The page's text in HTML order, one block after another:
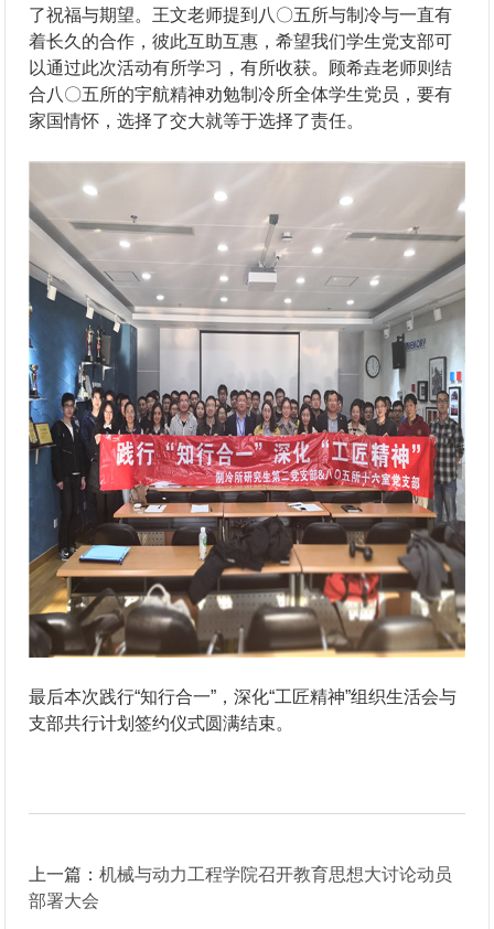
了祝福与期望。王文老师提到八〇五所与制冷与一直有
着长久的合作，彼此互助互惠，希望我们学生党支部可
以通过此次活动有所学习，有所收获。顾希垚老师则结
合八〇五所的宇航精神劝勉制冷所全体学生党员，要有
家国情怀，选择了交大就等于选择了责任。
最后本次践行“知行合一”，深化“工匠精神”组织生活会与
支部共行计划签约仪式圆满结束。
上一篇：机械与动力工程学院召开教育思想大讨论动员
部署大会